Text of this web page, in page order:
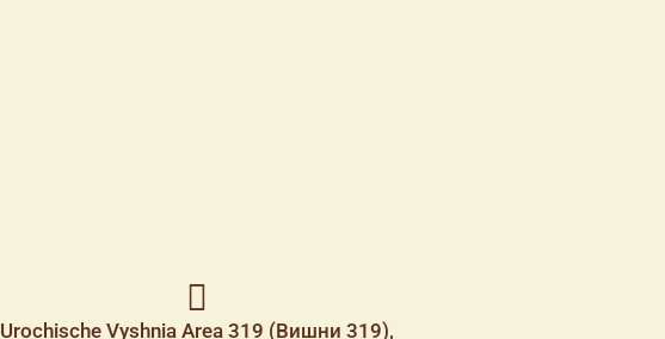
Urochische Vyshnia Area 319 (Вишни 319),